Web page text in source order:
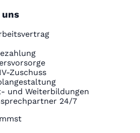
uns
Zuschuss
und Weiterbildungen
24/7